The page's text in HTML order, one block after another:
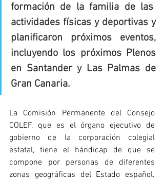
formación de la familia de las
actividades físicas y deportivas y
planificaron próximos eventos,
incluyendo los próximos Plenos
en Santander y Las Palmas de
Gran Canaria.
La Comisión Permanente del Consejo
COLEF, que es el órgano ejecutivo de
gobierno de la corporación colegial
estatal, tiene el hándicap de que se
compone por personas de diferentes
zonas geográficas del Estado español.